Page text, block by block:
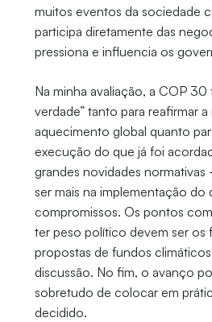
muitos eventos da sociedade
participa diretamente das
pressiona e influencia os
Na minha avaliação, a COP
verdade” tanto para reafirmar
aquecimento global quanto
execução do que já foi
grandes novidades
ser mais na implementação do
compromissos. Os pontos
ter peso político devem ser os
propostas de fundos
discussão. No fim, o avanço
sobretudo de colocar em
decidido.